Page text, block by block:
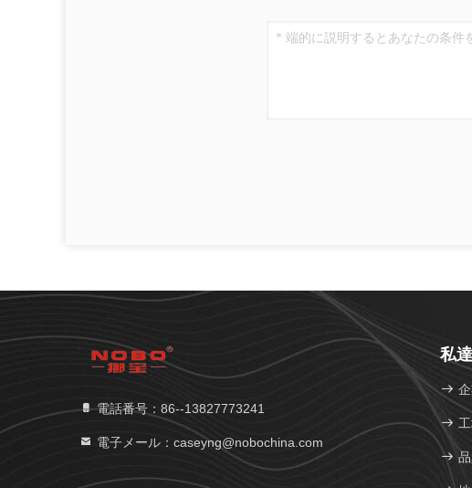
電話番号：86--13827773241
電子メール：caseyng@nobochina.com
私